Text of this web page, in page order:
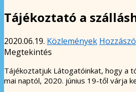
Tájékoztató a
2020.06.19. Közlemények
Megtekintés
Tájékoztatjuk Látogatóinkat, hogy a
mai naptól, 2020. június 19-től várja